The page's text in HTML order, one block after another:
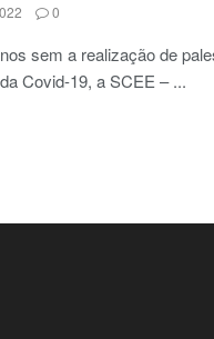
0
sem a realização de
Covid-19, a SCEE – ...